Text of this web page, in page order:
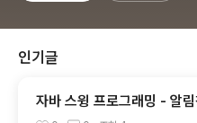
인기글
자바 스윙 프로그래밍 - 알